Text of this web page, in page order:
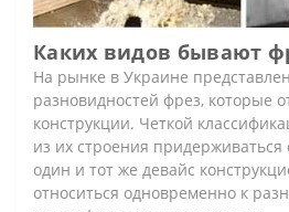
Каких видов бывают
На рынке в Украине
разновидностей фрез, которые
конструкции. Четкой
из их строения придерживаться
один и тот же девайс
относиться одновременно к